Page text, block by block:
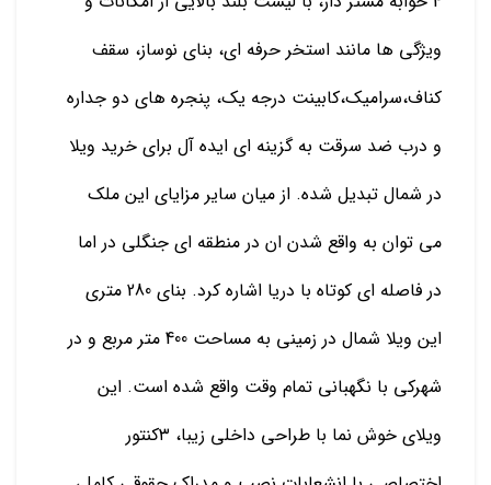
ویژگی ها مانند استخر حرفه ای، بنای نوساز، سقف
کناف،سرامیک،کابینت درجه یک، پنجره های دو جداره
و درب ضد سرقت به گزینه ای ایده آل برای خرید ویلا
در شمال تبدیل شده. از میان سایر مزایای این ملک
می توان به واقع شدن ان در منطقه ای جنگلی در اما
در فاصله ای کوتاه با دریا اشاره کرد. بنای 280 متری
این ویلا شمال در زمینی به مساحت 400 متر مربع و در
شهرکی با نگهبانی تمام وقت واقع شده است. این
ویلای خوش نما با طراحی داخلی زیبا، ۳کنتور